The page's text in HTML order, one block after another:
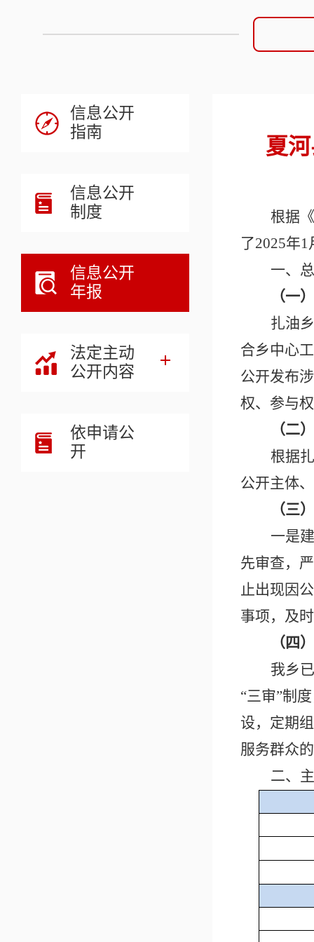
信息公开
指南
信息公开
制度
信息公开
年报
法定主动
公开内容
依申请公
开
夏
根据
了2025年1
一、
（一
扎油
合乡中心
公开发布
权、参与
（二
根据
公开主体
（三
一是
先审查，
止出现因
事项，及
（ 四）
我乡
“三审”制
设，定期
服务群众
二、